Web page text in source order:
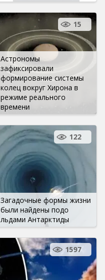
Астрономы
зафиксировали
формирование системы
колец вокруг Хирона в
режиме реального
времени
15
Загадочные формы жизни
были найдены подо
льдами Антарктиды
122
1597